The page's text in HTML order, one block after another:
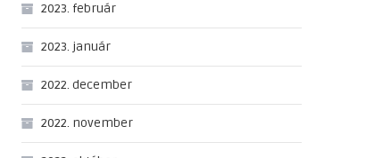
2023. február
2023. január
2022. december
2022. november